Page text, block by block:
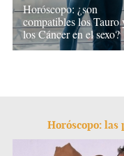
Horóscopo: ¿son
compatibles los Tauro
los Cáncer en el sexo?
Horóscopo: las